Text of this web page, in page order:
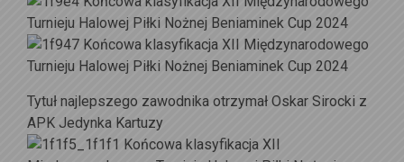
Tytuł najlepszego zawodnika otrzymał Oskar Sirocki z
APK Jedynka Kartuzy